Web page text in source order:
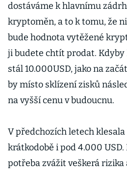
dostáváme k hlavnímu
kryptoměn, a to k tomu, že
bude hodnota vytěžené
ji budete chtít prodat. Kdyby
stál 10.000USD, jako na
by místo sklízení zisků
na vyšší cenu v budoucnu.
V předchozích letech
krátkodobě i pod 4.000
potřeba zvážit veškerá